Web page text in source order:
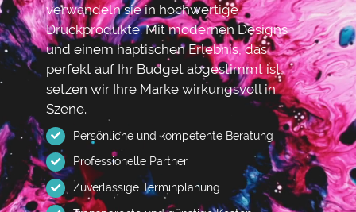
verwandeln sie in hochwertige
Druckprodukte. Mit modernen Designs
und einem haptischen Erlebnis, das
perfekt auf Ihr Budget abgestimmt ist,
setzen wir Ihre Marke wirkungsvoll in
Szene.
Persönliche und kompetente Beratung
Professionelle Partner
Zuverlässige Terminplanung